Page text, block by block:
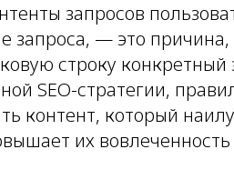
запросов
запроса, — это причина,
строку конкретный
SEO-стратегии,
контент, который
их